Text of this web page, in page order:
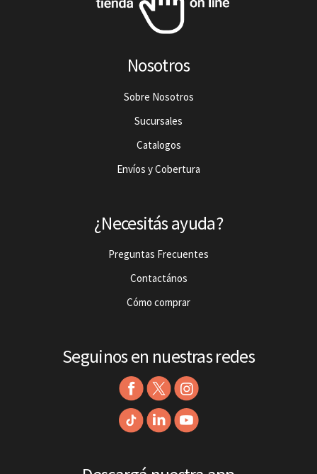
Nosotros
Sobre Nosotros
Sucursales
Catalogos
Envíos y Cobertura
¿Necesitás ayuda?
Preguntas Frecuentes
Contactános
Cómo comprar
Seguinos en nuestras redes